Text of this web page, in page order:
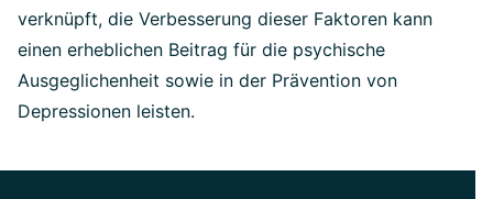
verknüpft, die Verbesserung dieser Faktoren kann
einen erheblichen Beitrag für die psychische
Ausgeglichenheit sowie in der Prävention von
Depressionen leisten.